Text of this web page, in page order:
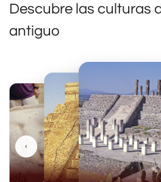
Descubre las culturas
antiguo
‹